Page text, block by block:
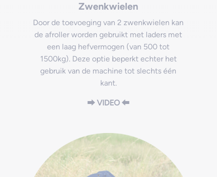
Zwenkwielen
Door de toevoeging van 2 zwenkwielen kan
de afroller worden gebruikt met laders met
een laag hefvermogen (van 500 tot
1500kg). Deze optie beperkt echter het
gebruik van de machine tot slechts één
kant.
⮕ VIDEO ⬅